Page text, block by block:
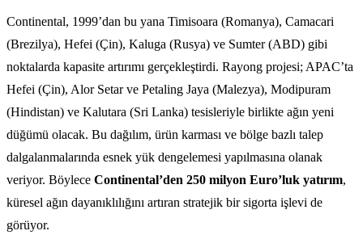
Continental, 1999’dan bu yana Timisoara (Romanya), Camacari
(Brezilya), Hefei (Çin), Kaluga (Rusya) ve Sumter (ABD) gibi
noktalarda kapasite artırımı gerçekleştirdi. Rayong projesi; APAC’ta
Hefei (Çin), Alor Setar ve Petaling Jaya (Malezya), Modipuram
(Hindistan) ve Kalutara (Sri Lanka) tesisleriyle birlikte ağın yeni
düğümü olacak. Bu dağılım, ürün karması ve bölge bazlı talep
dalgalanmalarında esnek yük dengelemesi yapılmasına olanak
veriyor. Böylece Continental’den 250 milyon Euro’luk yatırım,
küresel ağın dayanıklılığını artıran stratejik bir sigorta işlevi de
görüyor.